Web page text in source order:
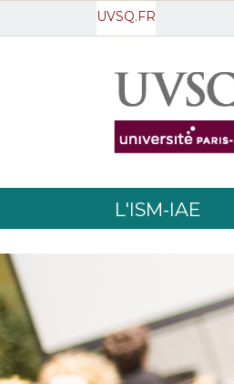
UVSQ.FR
L'ISM-IAE